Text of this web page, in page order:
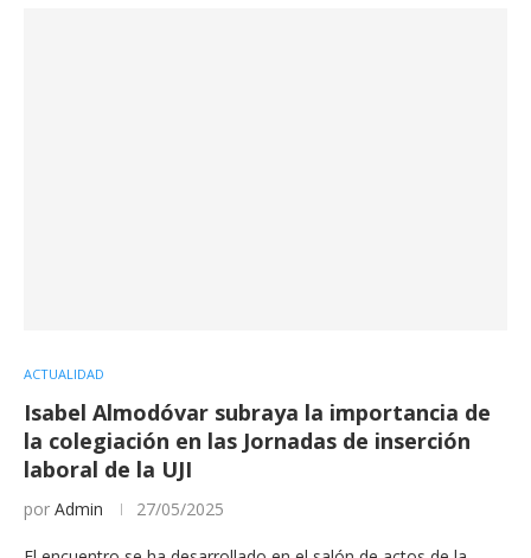
ACTUALIDAD
Isabel Almodóvar subraya la importancia de
la colegiación en las Jornadas de inserción
laboral de la UJI
por Admin 27/05/2025